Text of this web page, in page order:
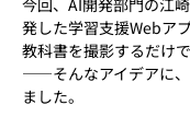
発した学習支援Webア
教科書を撮影するだけ
――そんなアイデアに
ました。